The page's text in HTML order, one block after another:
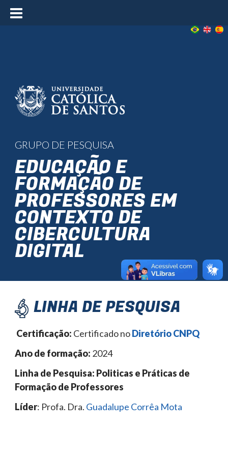
GRUPO DE PESQUISA
EDUCAÇÃO E
FORMAÇÃO DE
PROFESSORES EM
CONTEXTO DE
CIBERCULTURA
DIGITAL
≡
LINHA DE PESQUISA
Certificação: Certificado noDiretório CNPQ
Ano de formação: 2024
Linha de Pesquisa: Politicas e Práticas de
Formação de Professores
Líder: Profa. Dra. Guadalupe Corrêa Mota